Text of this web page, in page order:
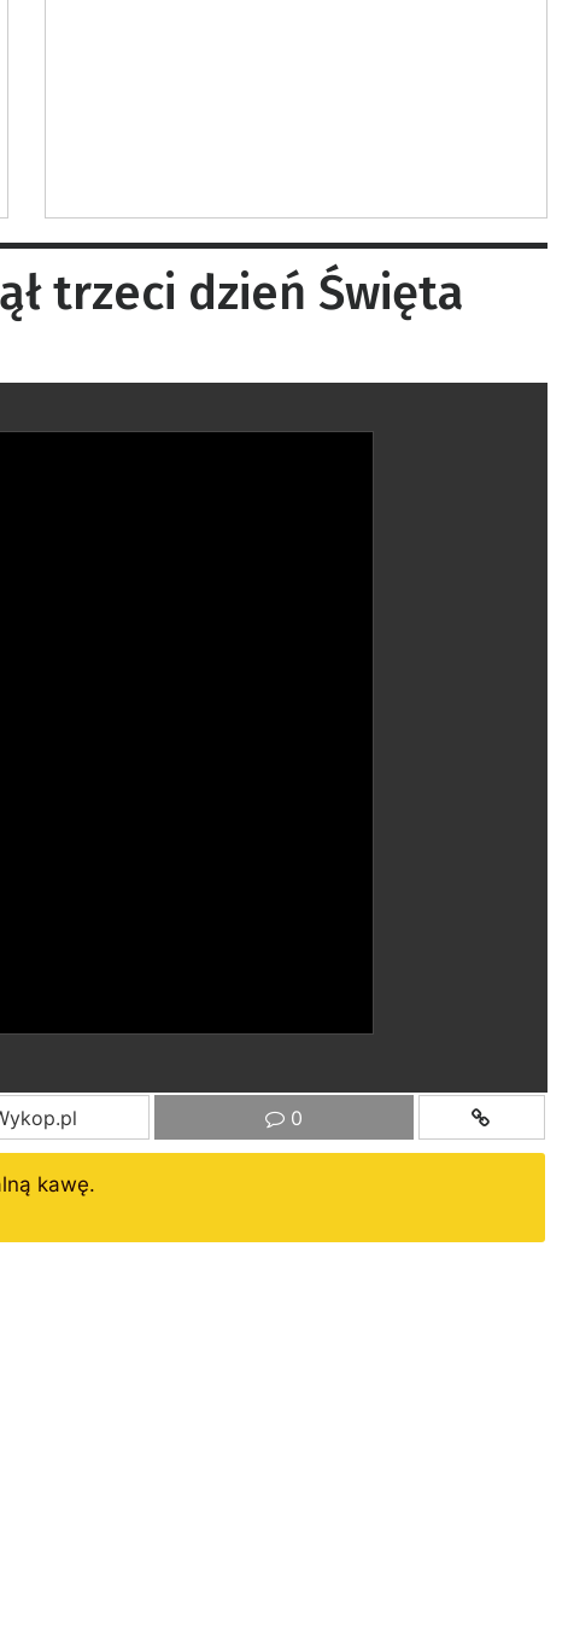
trzeci dzień Święta
0
kawę.